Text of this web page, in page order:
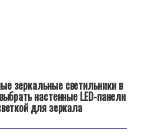
зеркальные светильники в
настенные LED-панели
для зеркала